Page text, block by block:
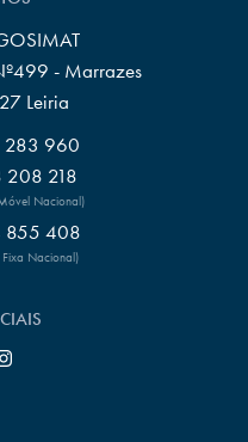
- Marrazes
Leiria
283 960
208 218
Nacional)
855 408
Nacional)